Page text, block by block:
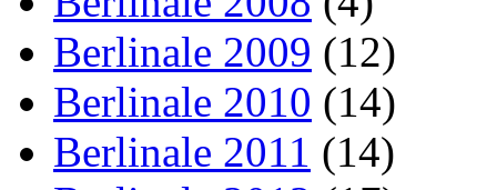
Berlinale 2009 (12)
Berlinale 2010 (14)
Berlinale 2011 (14)